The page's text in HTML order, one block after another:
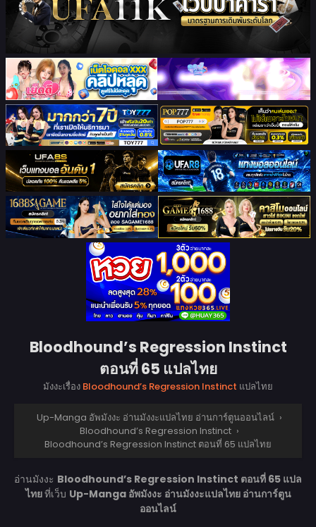
Bloodhound’s Regression Instinct
ตอนที่ 65 แปลไทย
มังงะเรื่อง Bloodhound’s Regression Instinct แปลไทย
Up-Manga อัพมังงะ อ่านมังงะแปลไทย อ่านการ์ตูนออนไลน์ ›
Bloodhound’s Regression Instinct ›
Bloodhound’s Regression Instinct ตอนที่ 65 แปลไทย
อ่านมังงะ Bloodhound’s Regression Instinct ตอนที่ 65 แปล
ไทยที่เว็บ Up-Manga อัพมังงะ อ่านมังงะแปลไทย อ่านการ์ตูน
ออนไลน์